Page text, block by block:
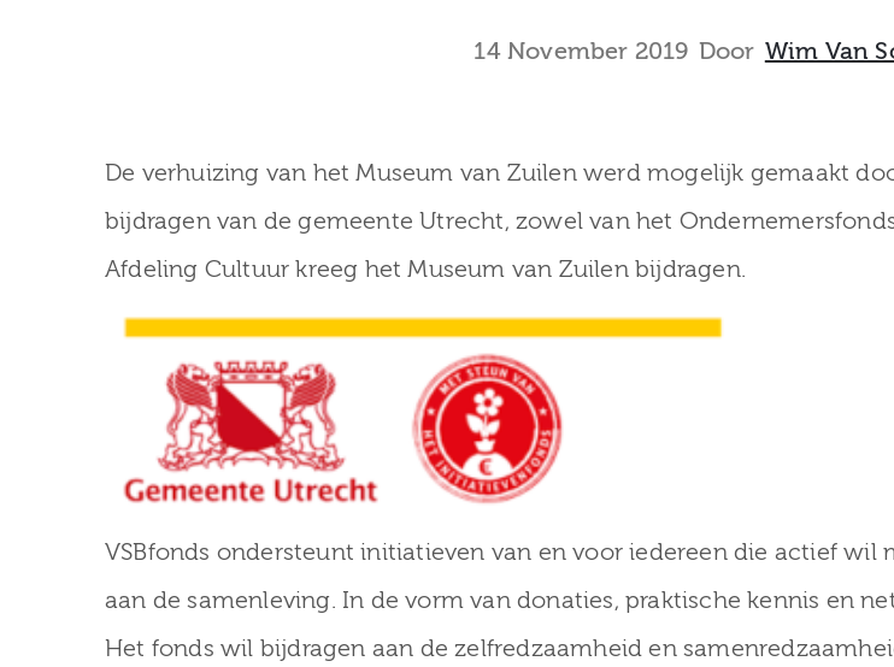
14 November 2019 Door Wim Van
De verhuizing van het Museum van Zuilen werd mogelijk gemaakt
bijdragen van de gemeente Utrecht, zowel van het
Afdeling Cultuur kreeg het Museum van Zuilen bijdragen.
VSBfonds ondersteunt initiatieven van en voor iedereen die actief wil
aan de samenleving. In de vorm van donaties, praktische kennis en
Het fonds wil bijdragen aan de zelfredzaamheid en